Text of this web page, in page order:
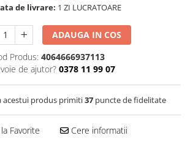
de livrare: 1 ZI LUCRATOARE
ADAUGA IN COS
Produs: 4064666937113
de ajutor? 0378 11 99 07
acestui produs primiti37puncte de fidelitate
Favorite Cere informatii